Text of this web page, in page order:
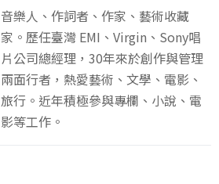
音樂人、作詞者、作家、藝術收藏
家。歷任臺灣 EMI、Virgin、Sony唱
片公司總經理，30年來於創作與管理
兩面行者，熱愛藝術、文學、電影、
旅行。近年積極參與專欄、小說、電
影等工作。